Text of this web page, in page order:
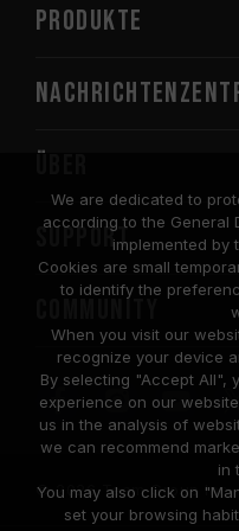
PRODUKTE
SUPPORT
COMMUNITY
© 2026 Team Group Inc.
We are dedicated to
according to the General
implemented by
Cookies are small
to identify the
When you visit our
recognize your device
By selecting "Accept All",
experience on our
us in the analysis of
we can recommend
in
You may also click on
set your browsing